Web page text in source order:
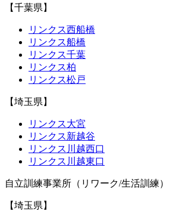
【千葉県】
リンクス西船橋
リンクス船橋
リンクス千葉
リンクス柏
リンクス松戸
【埼玉県】
リンクス大宮
リンクス新越谷
リンクス川越西口
リンクス川越東口
自立訓練事業所（リワーク/生活訓練）
【埼玉県】